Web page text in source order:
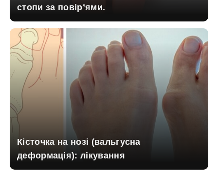
стопи за повір’ями.
Кісточка на нозі (вальгусна
деформація): лікування